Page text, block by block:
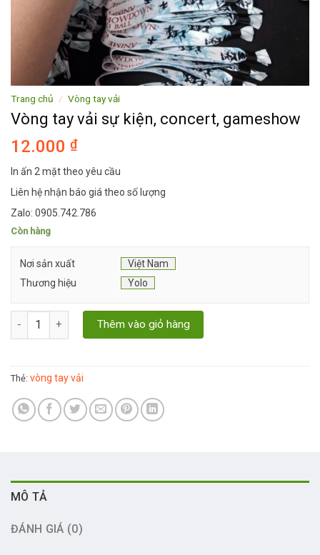
Trang chủ / Vòng tay vải
Vòng tay vải sự kiện, concert, gameshow
12.000 ₫
In ấn 2 mặt theo yêu cầu
Liên hệ nhận báo giá theo số lượng
Zalo: 0905.742.786
Còn hàng
Nơi sản xuất
Việt Nam
Thương hiệu
Yolo
Vòng tay vải sự kiện, concert, gameshow số lượng
Thêm vào giỏ hàng
Thẻ: vòng tay vải
MÔ TẢ
ĐÁNH GIÁ (0)